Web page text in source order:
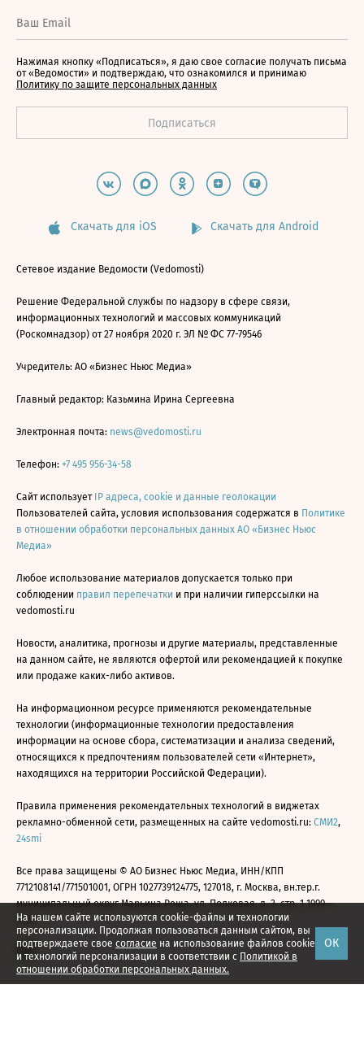
На нашем сайте используются cookie-файлы и технологии
персонализации. Продолжая пользоваться данным сайтом, вы
подтверждаете свое согласие на использование файлов cookie
и технологий персонализации в соответствии с Политикой в
отношении обработки персональных данных.
ОК
Нажимая кнопку «Подписаться», я даю свое согласие получать письма
от «Ведомости» и подтверждаю, что ознакомился и принимаю
Политику по защите персональных данных
Скачать для iOS Скачать для Android
Сетевое издание Ведомости (Vedomosti)
Решение Федеральной службы по надзору в сфере связи,
информационных технологий и массовых коммуникаций
(Роскомнадзор) от 27 ноября 2020 г. ЭЛ № ФС 77-79546
Учредитель: АО «Бизнес Ньюс Медиа»
Главный редактор: Казьмина Ирина Сергеевна
Электронная почта: news@vedomosti.ru
Телефон: +7 495 956-34-58
Сайт использует IP адреса, cookie и данные геолокации
Пользователей сайта, условия использования содержатся в Политике
в отношении обработки персональных данных АО «Бизнес Ньюс
Медиа»
Любое использование материалов допускается только при
соблюдении правил перепечатки и при наличии гиперссылки на
vedomosti.ru
Новости, аналитика, прогнозы и другие материалы, представленные
на данном сайте, не являются офертой или рекомендацией к покупке
или продаже каких-либо активов.
На информационном ресурсе применяются рекомендательные
технологии (информационные технологии предоставления
информации на основе сбора, систематизации и анализа сведений,
относящихся к предпочтениям пользователей сети «Интернет»,
находящихся на территории Российской Федерации).
Правила применения рекомендательных технологий в виджетах
рекламно-обменной сети, размещенных на сайте vedomosti.ru: СМИ2,
24smi
Все права защищены © АО Бизнес Ньюс Медиа, ИНН/КПП
7712108141/771501001, ОГРН 1027739124775, 127018, г. Москва, вн.тер.г.
муниципальный округ Марьина Роща, ул. Полковая, д. 3, стр. 1 1999—
2026